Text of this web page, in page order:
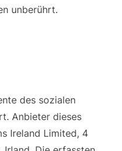
unberührt.
des sozialen
Anbieter dieses
Ireland Limited, 4